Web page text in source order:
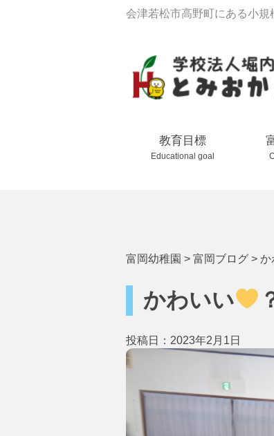
会津若松市高野町にある小規
教育目標
Educational goal
富岡幼稚園 > 富岡ブログ > か
かわいい
投稿日：2023年2月1日